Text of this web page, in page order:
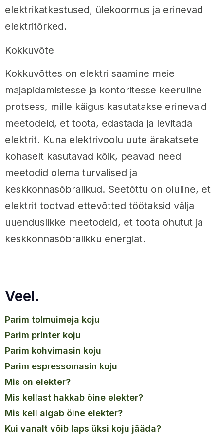
elektrikatkestused, ülekoormus ja erinevad
elektritõrked.
Kokkuvõte
Kokkuvõttes on elektri saamine meie
majapidamistesse ja kontoritesse keeruline
protsess, mille käigus kasutatakse erinevaid
meetodeid, et toota, edastada ja levitada
elektrit. Kuna elektrivoolu uute ärakatsete
kohaselt kasutavad kõik, peavad need
meetodid olema turvalised ja
keskkonnasõbralikud. Seetõttu on oluline, et
elektrit tootvad ettevõtted töötaksid välja
uuenduslikke meetodeid, et toota ohutut ja
keskkonnasõbralikku energiat.
Veel.
parim tolmuimeja koju
parim printer koju
parim kohvimasin koju
parim espressomasin koju
mis on elekter?
mis kellast hakkab öine elekter?
mis kell algab öine elekter?
kui vanalt võib laps üksi koju jääda?